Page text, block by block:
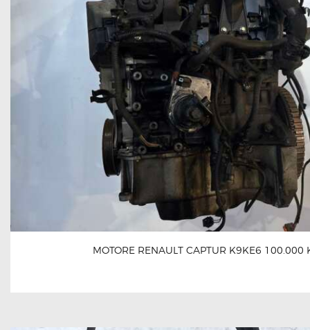
MOTORE RENAULT CAPTUR K9KE6 100.000